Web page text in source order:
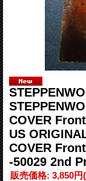
COVER
US
COVER
-50029 2nd
販売価格: 3,850円